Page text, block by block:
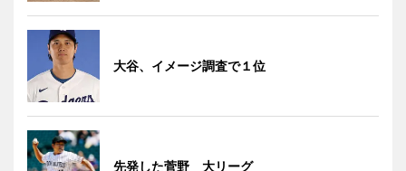
大谷、イメージ調査で１位
先発した菅野 大リーグ